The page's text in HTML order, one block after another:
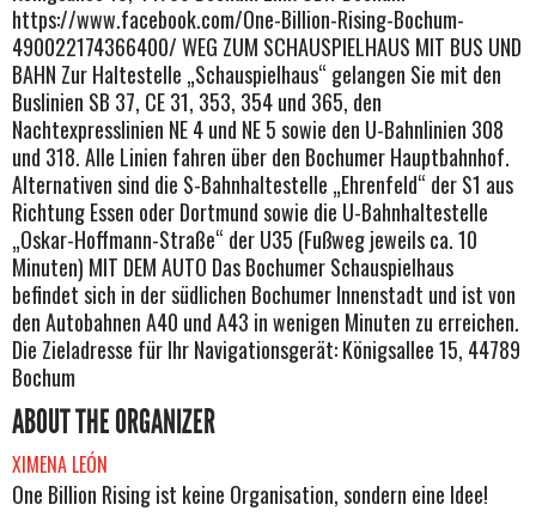
https://www.facebook.com/One-Billion-Rising-Bochum-
490022174366400/ WEG ZUM SCHAUSPIELHAUS MIT BUS UND
BAHN Zur Haltestelle „Schauspielhaus“ gelangen Sie mit den
Buslinien SB 37, CE 31, 353, 354 und 365, den
Nachtexpresslinien NE 4 und NE 5 sowie den U-Bahnlinien 308
und 318. Alle Linien fahren über den Bochumer Hauptbahnhof.
Alternativen sind die S-Bahnhaltestelle „Ehrenfeld“ der S1 aus
Richtung Essen oder Dortmund sowie die U-Bahnhaltestelle
„Oskar-Hoffmann-Straße“ der U35 (Fußweg jeweils ca. 10
Minuten) MIT DEM AUTO Das Bochumer Schauspielhaus
befindet sich in der südlichen Bochumer Innenstadt und ist von
den Autobahnen A40 und A43 in wenigen Minuten zu erreichen.
Die Zieladresse für Ihr Navigationsgerät: Königsallee 15, 44789
Bochum
ABOUT THE ORGANIZER
XIMENA LEÓN
One Billion Rising ist keine Organisation, sondern eine Idee!